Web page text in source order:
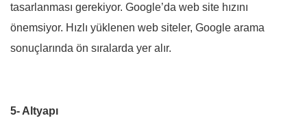
tasarlanması gerekiyor. Google’da web site hızını
önemsiyor. Hızlı yüklenen web siteler, Google arama
sonuçlarında ön sıralarda yer alır.
5- Altyapı